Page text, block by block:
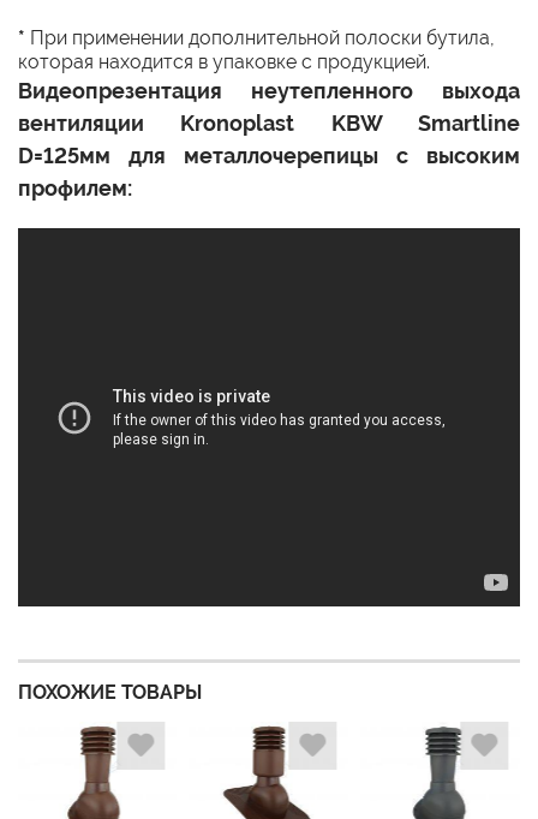
* При применении дополнительной полоски бутила,
которая находится в упаковке с продукцией.
Видеопрезентация неутепленного выхода
вентиляции Kronoplast KBW Smartline
D=125мм для металлочерепицы с высоким
профилем:
ПОХОЖИЕ ТОВАРЫ